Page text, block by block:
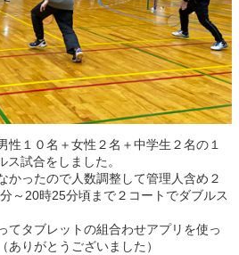
性１０名＋女性２名＋中学生２名の１
ス試合をしました。
かったので人数調整して管理人含め２
～20時25分頃まで２コートでダブルス
てタブレットの組合わせアプリを使っ
ありがとうございました）